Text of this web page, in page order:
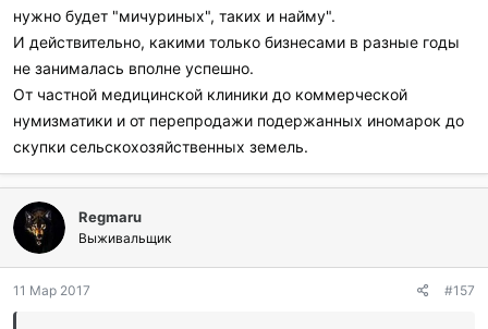
нужно будет "мичуриных", таких и найму".
И действительно, какими только бизнесами в разные годы
не занималась вполне успешно.
От частной медицинской клиники до коммерческой
нумизматики и от перепродажи подержанных иномарок до
скупки сельскохозяйственных земель.
Regmaru
Выживальщик
11 Мар 2017 #157